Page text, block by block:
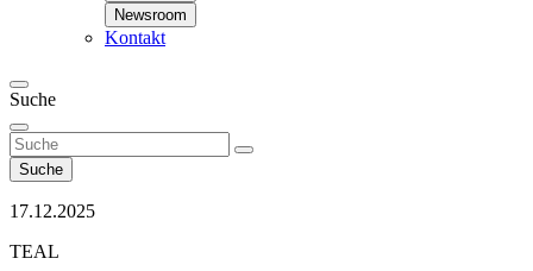
Newsroom
Kontakt
Suche
Suche
17.12.2025
TEAL